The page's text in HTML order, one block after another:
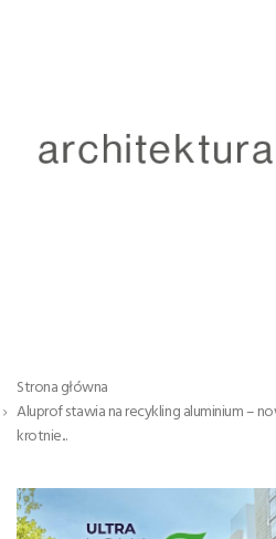
Strona główna
Aluprof stawia na recykling aluminium –
krotnie...